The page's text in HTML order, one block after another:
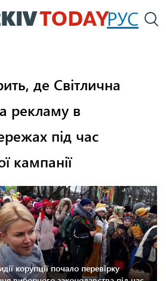
Перейти
до
РУС
де Світлична
рекламу в
під час
кампанії
корупції почало перевірку